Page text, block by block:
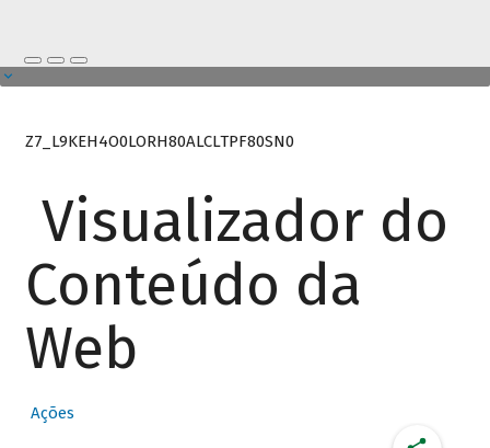
Z7_L9KEH4O0LORH80ALCLTPF80SN0
Visualizador do
Conteúdo da
Web
Ações